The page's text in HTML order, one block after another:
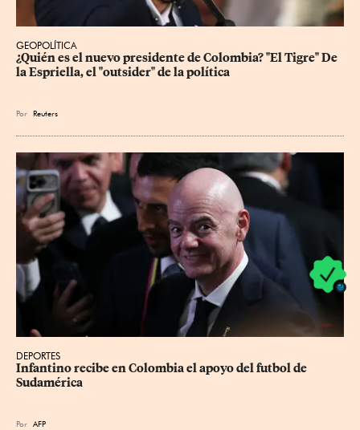
GEOPOLÍTICA
¿Quién es el nuevo presidente de Colombia? "El Tigre" De
la Espriella, el "outsider" de la política
Por Reuters
DEPORTES
Infantino recibe en Colombia el apoyo del futbol de
Sudamérica
Por AFP